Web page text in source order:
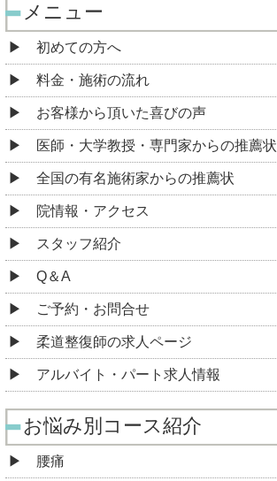
メニュー
初めての方へ
料金・施術の流れ
お客様から頂いた喜びの声
医師・大学教授・専門家からの推薦状
全国の有名施術家からの推薦状
院情報・アクセス
スタッフ紹介
Q＆A
ご予約・お問合せ
柔道整復師の求人ページ
アルバイト・パート求人情報
お悩み別コース紹介
腰痛